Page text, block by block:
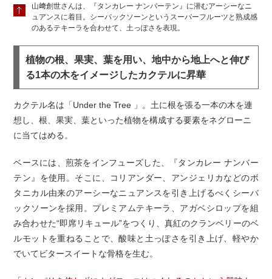
山﨑創世さんは、『タンカレー ナンバーテン』に潜むアーシーなニ
ュアンスに着目。シーバックソーンというスーパーフルーツと熟成感
のあるテキーラを合わせて、土っぽさを表現。
植物の根、果実、葉を用い、地中から地上へと伸び
る1本の木をイメージしたカクテルに昇華
カクテル名は「Under the Tree 」。土に根を張る一本の木を連
想し、根、果実、葉といった植物を構成する要素をネグローニ
に当てはめる。
ベースには、煎茶をインフューズした、『タンカレー ナンバー
テン』を使用。そこに、コリアンダー、アンジェリカなどのボ
タニカル由来のアーシーなニュアンスを引き上げるべくシーバ
ックソーンを採用。プレミアムテキーラ、アガベシロップを組
み合わせた“即席リキュール”をつくり、真紅のクランベリーのベ
ルモットを重ねることで、酸味と土っぽさを引き上げ、軽やか
でいてビタースイートな骨格を生む。